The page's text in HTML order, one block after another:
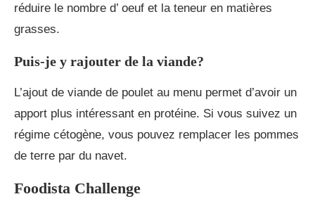
réduire le nombre d’ oeuf et la teneur en matières
grasses.
Puis-je y rajouter de la viande?
L’ajout de viande de poulet au menu permet d’avoir un
apport plus intéressant en protéine. Si vous suivez un
régime cétogène, vous pouvez remplacer les pommes
de terre par du navet.
Foodista Challenge